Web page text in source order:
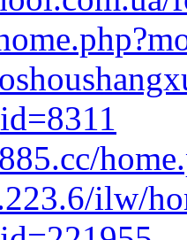
ilw/